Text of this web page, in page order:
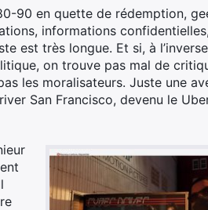
90 en quette de rédemption,
informations
est très longue. Et si, à l’inverse
on trouve pas mal de
les moralisateurs. Juste une
San Francisco, devenu le